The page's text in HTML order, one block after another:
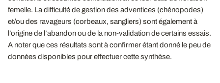
femelle. La difficulté de gestion des adventices (chénopodes)
et/ou des ravageurs (corbeaux, sangliers) sont également à
l’origine de l’abandon ou de la non-validation de certains essais.
A noter que ces résultats sont à confirmer étant donné le peu de
données disponibles pour effectuer cette synthèse.